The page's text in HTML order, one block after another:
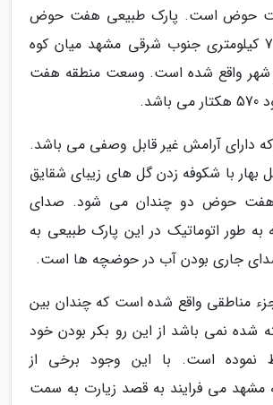
حوض است. پارک طبیعی هفت حوض
مشهد در فاصله 7 کیلومتری جنوب شرقی مشهد میان کوه
شهر واقع شده است. وسعت منطقه هفت
دارای آرامش غیر قابل وصفی می باشد.
بهار با شکوفه زدن گل های زیبای شقایق
هفت حوض دو چندان می شود. صدای
طور اتوماتیک در این پارک طبیعی به
جاری بودن آب در حوضچه ها است.
مناطقی واقع شده است که چندان بین
شده نمی باشد از این رو بکر بودن خود
نموده است. با این وجود برخی از
مشهد می فرایند به قصد زیارت به سمت